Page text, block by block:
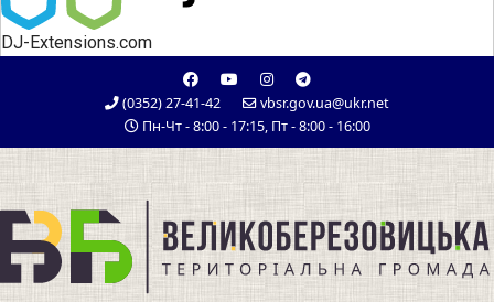
DJ-Extensions.com
(0352) 27-41-42
vbsr.gov.ua@ukr.net
Пн-Чт - 8:00 - 17:15, Пт - 8:00 - 16:00